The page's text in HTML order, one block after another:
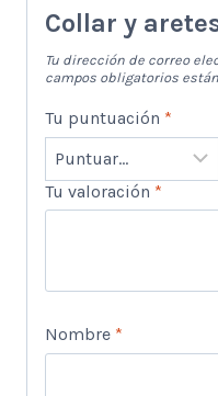
Collar y
Tu dirección de correo
campos obligatorios
Tu puntuación *
Tu valoración *
Nombre *